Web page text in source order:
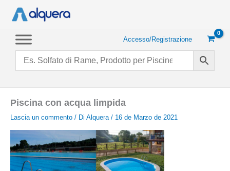
Accesso/Registrazione
Piscina con acqua limpida
Lascia un commento / Di Alquera / 16 de Marzo de 2021